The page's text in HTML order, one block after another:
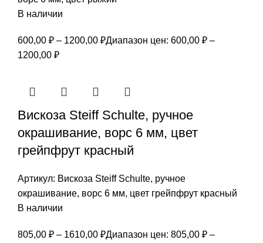
В наличии
600,00 ₽ – 1200,00 ₽Диапазон цен: 600,00 ₽ –
1200,00 ₽
Вискоза Steiff Schulte, ручное
окрашивание, ворс 6 мм, цвет
грейпфрут красный
Артикул: Вискоза Steiff Schulte, ручное
окрашивание, ворс 6 мм, цвет грейпфрут красный
В наличии
805,00 ₽ – 1610,00 ₽Диапазон цен: 805,00 ₽ –